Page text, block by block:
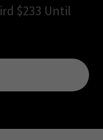
$233 Until